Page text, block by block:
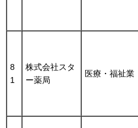
8
1
株式会社スタ
ー薬局
医療・福祉業